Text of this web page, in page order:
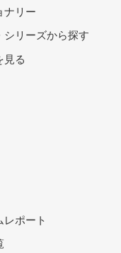
ナリー
シリーズから探す
見る
レポート